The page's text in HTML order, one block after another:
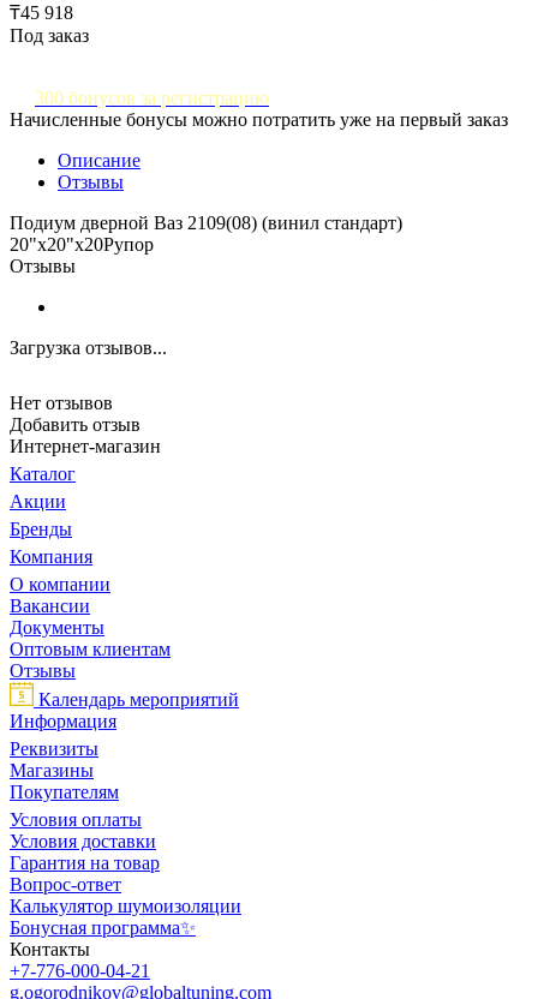
₸45 918
Под заказ
300 бонусов за регистрацию
Начисленные бонусы можно потратить уже на первый заказ
Описание
Отзывы
Подиум дверной Ваз 2109(08) (винил стандарт)
20"х20"x20Рупор
Отзывы
Загрузка отзывов...
Нет отзывов
Добавить отзыв
Интернет-магазин
Каталог
Акции
Бренды
Компания
О компании
Вакансии
Документы
Оптовым клиентам
Отзывы
Календарь мероприятий
Информация
Реквизиты
Магазины
Покупателям
Условия оплаты
Условия доставки
Гарантия на товар
Вопрос-ответ
Калькулятор шумоизоляции
Бонусная программа✨
Контакты
+7-776-000-04-21
g.ogorodnikov@globaltuning.com